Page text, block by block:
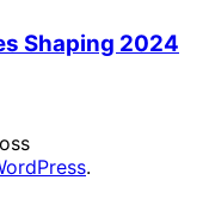
Shaping 2024
.